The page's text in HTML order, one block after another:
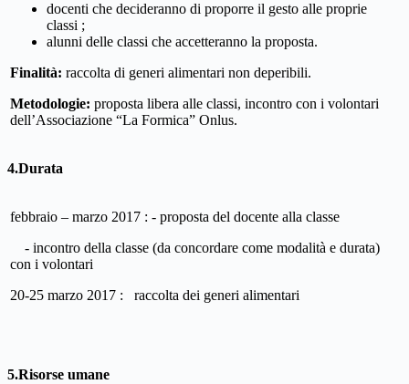
docenti che decideranno di proporre il gesto alle proprie
classi ;
alunni delle classi che accetteranno la proposta.
Finalità: raccolta di generi alimentari non deperibili.
Metodologie: proposta libera alle classi, incontro con i volontari
dell’Associazione “La Formica” Onlus.
4.Durata
febbraio – marzo 2017 : - proposta del docente alla classe
- incontro della classe (da concordare come modalità e durata)
con i volontari
20-25 marzo 2017 : raccolta dei generi alimentari
5.Risorse umane